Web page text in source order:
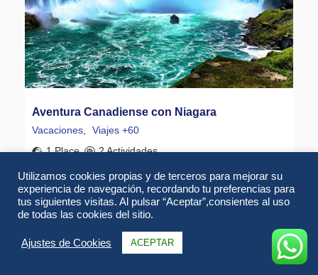
Aventura Canadiense con Niagara
Vacaciones,
Viajes +60
1 Place
2 Actividades
Descubre la Aventura Canadiense con Niágara en un
itinerario pensado para disfrutar sin prisas: ciudades
espectacular.
Utilizamos cookies propias y de terceros para mejorar su
experiencia de navegación, recordando tu preferencias para
tus siguientes visitas. Al pulsar “Aceptar”,consientes al uso
de todas las cookies del sitio.
Ajustes de Cookies ACEPTAR